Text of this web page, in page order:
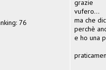
grazie
vufero...
ma che
perchè
e ho una
76